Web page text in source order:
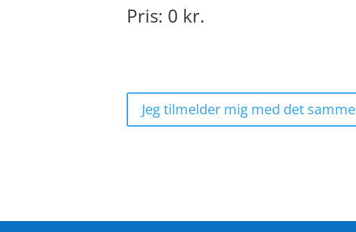
Pris: 0 kr.
Jeg tilmelder mig med det samme